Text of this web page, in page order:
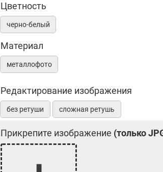
Цветность
черно-белый
Материал
металлофото
Редактирование изображения
без ретуши сложная ретушь
Прикрепите изображение (только